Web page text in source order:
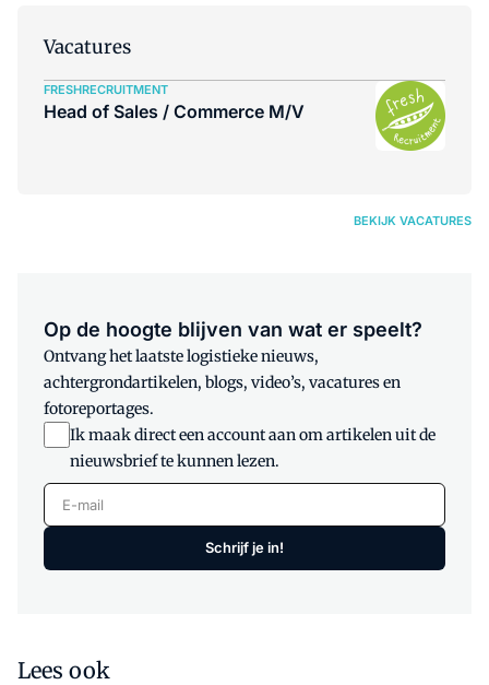
Vacatures
FRESHRECRUITMENT
Head of Sales / Commerce M/V
BEKIJK VACATURES
Op de hoogte blijven van wat er speelt?
Ontvang het laatste logistieke nieuws,
achtergrondartikelen, blogs, video’s, vacatures en
fotoreportages.
Ik maak direct een account aan om artikelen uit de
nieuwsbrief te kunnen lezen.
E-mail
Schrijf je in!
Lees ook